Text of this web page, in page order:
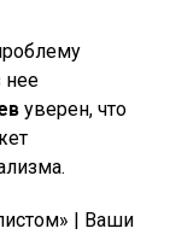
нее
уверен, что